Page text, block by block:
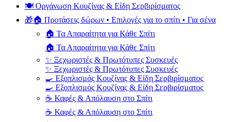
🍽️ Οργάνωση Κουζίνας & Είδη Σερβιρίσματος
🎁🏠 Προτάσεις δώρων • Επιλογές για το σπίτι • Για σένα
🏠 Τα Απαραίτητα για Κάθε Σπίτι
🏠 Τα Απαραίτητα για Κάθε Σπίτι
✨ Ξεχωριστές & Πρωτότυπες Συσκευές
✨ Ξεχωριστές & Πρωτότυπες Συσκευές
🍳 Εξοπλισμός Κουζίνας & Είδη Σερβιρίσματος
🍳 Εξοπλισμός Κουζίνας & Είδη Σερβιρίσματος
☕ Καφές & Απόλαυση στο Σπίτι
☕ Καφές & Απόλαυση στο Σπίτι